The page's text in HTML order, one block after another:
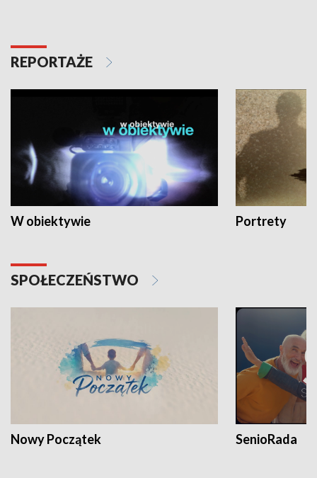
REPORTAŻE
W obiektywie Portrety
SPOŁECZEŃSTWO
Nowy Początek SenioRada